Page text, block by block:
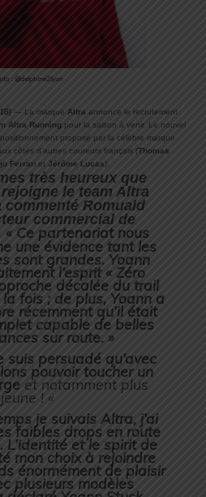
: @delphine2lyon
— La marque Altra annonce le recrutement
Altra Runningpour la saison à venir. Le nouvel
proposé par la célèbre marque
côtés d’autres coureurs français (Thomas
Ferrari et Jérôme Lucas).
très heureux que
le team Altra
commenté Romuald
commercial de
« Ce partenariat nous
une évidence tant les
sont grandes. Yoann
l’esprit « Zéro
décalée du trail
fois ; de plus, Yoann a
récemment qu’il était
capable de belles
sur route. »
suis persuadé qu’avec
pouvoir toucher un
et notamment plus
jeune ! «
je suivais Altra, j’ai
faibles drops en route
L’identité et le spirit de
mon choix à rejoindre
énormément de plaisir
plusieurs modèles